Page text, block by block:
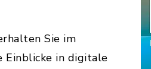
Sie im
Einblicke in digitale